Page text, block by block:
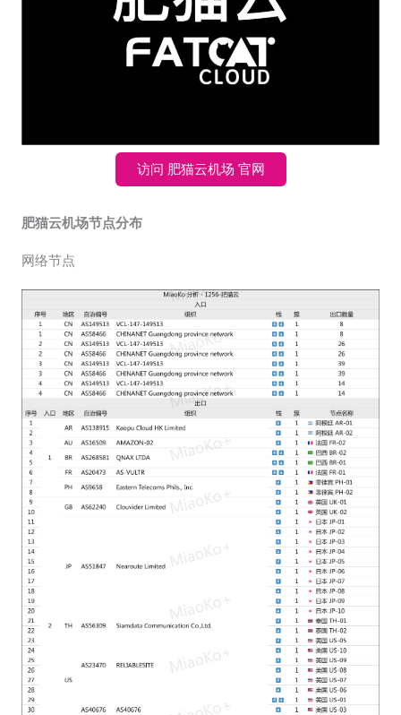
访问 肥猫云机场 官网
肥猫云机场节点分布
网络节点